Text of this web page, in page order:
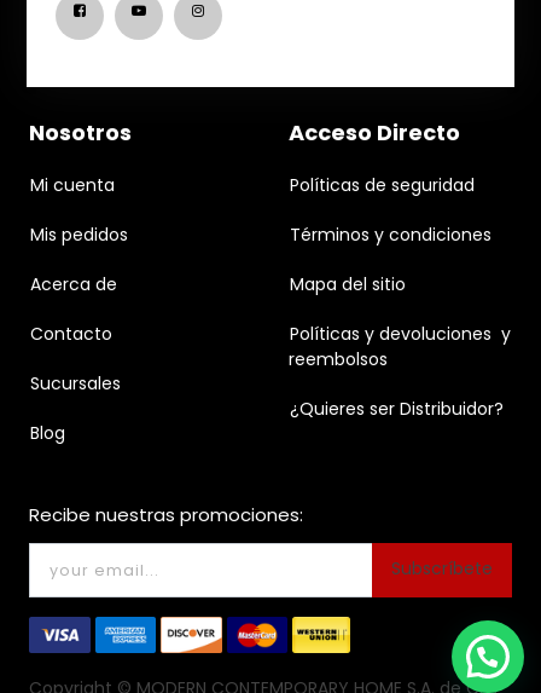
Nosotros
Mi cuenta
Mis pedidos
Acerca de
Contacto
Sucursales
Blog
Acceso Directo
Políticas de seguridad
Términos y condiciones
Mapa del sitio
Políticas y devoluciones y
reembolsos
¿Quieres ser Distribuidor?
Recibe nuestras promociones:
Subscríbete
Copyright © MODERN CONTEMPORARY HOME S.A. de C.V.